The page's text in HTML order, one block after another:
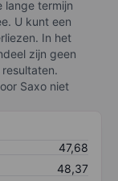
lange termijn
U kunt een
In het
zijn geen
Saxo niet
47,68
48,37